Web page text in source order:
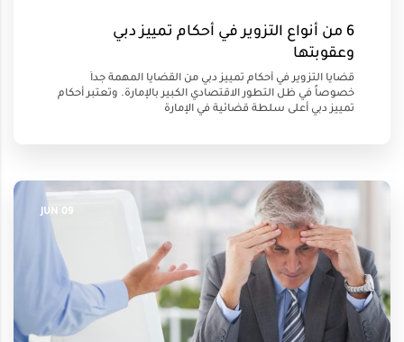
6 من أنواع التزوير في أحكام تمييز دبي
وعقوبتها
قضايا التزوير في أحكام تمييز دبي من القضايا المهمة جداً
خصوصاً في ظل التطور الاقتصادي الكبير بالإمارة. وتعتبر أحكام
تمييز دبي أعلى سلطة قضائية في الإمارة
09 JUN